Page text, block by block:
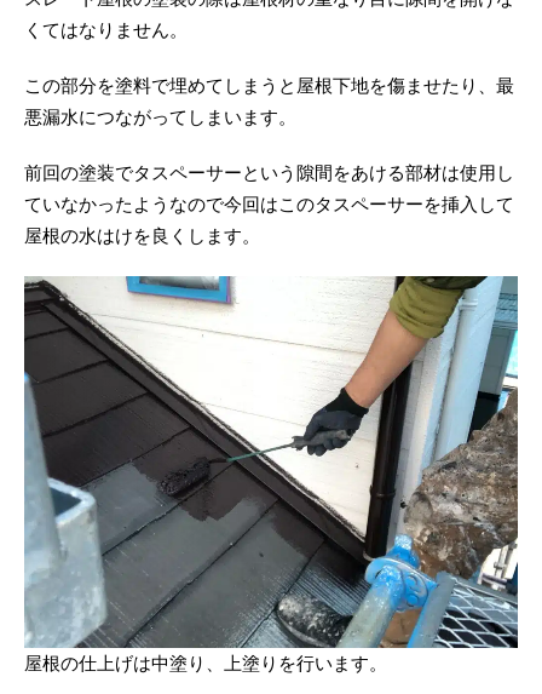
くてはなりません。
この部分を塗料で埋めてしまうと屋根下地を傷ませたり、最
悪漏水につながってしまいます。
前回の塗装でタスペーサーという隙間をあける部材は使用し
ていなかったようなので今回はこのタスペーサーを挿入して
屋根の水はけを良くします。
屋根の仕上げは中塗り、上塗りを行います。